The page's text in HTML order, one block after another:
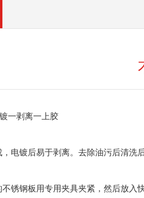
一剥离一上胶
电镀后易于剥离。去除油污后清洗
锈钢板用专用夹具夹紧，然后放入